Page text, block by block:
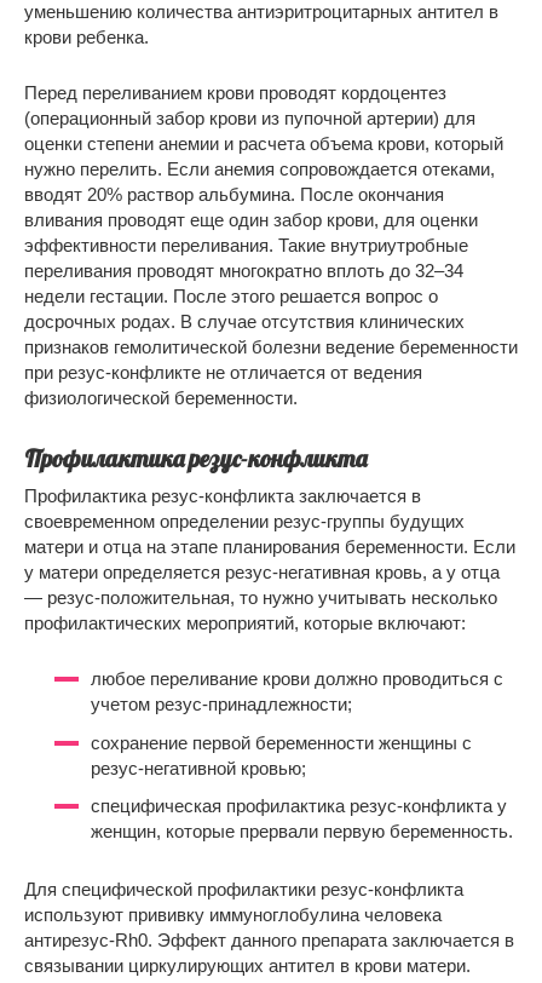
уменьшению количества антиэритроцитарных антител в
крови ребенка.
Перед переливанием крови проводят кордоцентез
(операционный забор крови из пупочной артерии) для
оценки степени анемии и расчета объема крови, который
нужно перелить. Если анемия сопровождается отеками,
вводят 20% раствор альбумина. После окончания
вливания проводят еще один забор крови, для оценки
эффективности переливания. Такие внутриутробные
переливания проводят многократно вплоть до 32–34
недели гестации. После этого решается вопрос о
досрочных родах. В случае отсутствия клинических
признаков гемолитической болезни ведение беременности
при резус-конфликте не отличается от ведения
физиологической беременности.
Профилактика резус-конфликта
Профилактика резус-конфликта заключается в
своевременном определении резус-группы будущих
матери и отца на этапе планирования беременности. Если
у матери определяется резус-негативная кровь, а у отца
— резус-положительная, то нужно учитывать несколько
профилактических мероприятий, которые включают:
любое переливание крови должно проводиться с
учетом резус-принадлежности;
сохранение первой беременности женщины с
резус-негативной кровью;
специфическая профилактика резус-конфликта у
женщин, которые прервали первую беременность.
Для специфической профилактики резус-конфликта
используют прививку иммуноглобулина человека
антирезус-Rh0. Эффект данного препарата заключается в
связывании циркулирующих антител в крови матери.